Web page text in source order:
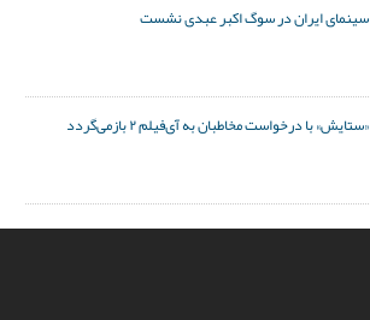
سینمای ایران در سوگ اکبر عبدی نشست
«ستایش» با درخواست مخاطبان به آی‌فیلم ۲ بازمی‌گردد